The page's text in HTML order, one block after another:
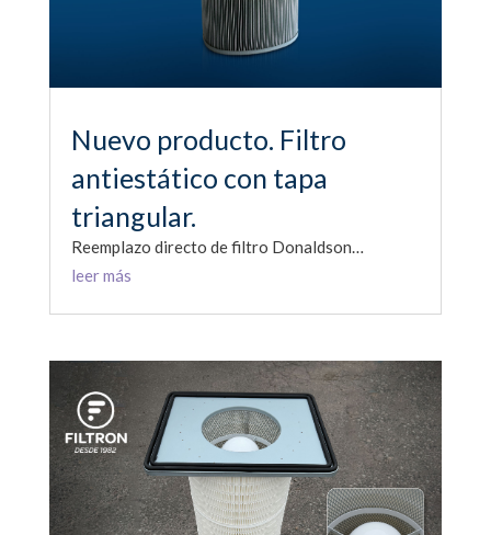
Nuevo producto. Filtro
antiestático con tapa
triangular.
Reemplazo directo de filtro Donaldson…
leer más